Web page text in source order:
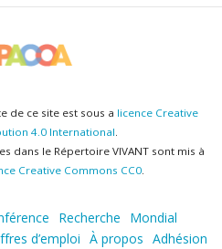
de ce site est sous a licence Creative
4.0 International.
dans le Répertoire VIVANT sont mis à
Creative Commons CC0.
Recherche
Mondial
d’emploi À propos Adhésion